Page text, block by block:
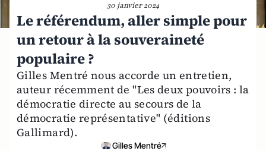
30 janvier 2024
Le référendum, aller simple pour
un retour à la souveraineté
populaire ?
Gilles Mentré nous accorde un entretien,
auteur récemment de "Les deux pouvoirs : la
démocratie directe au secours de la
démocratie représentative" (éditions
Gallimard).
Gilles Mentré